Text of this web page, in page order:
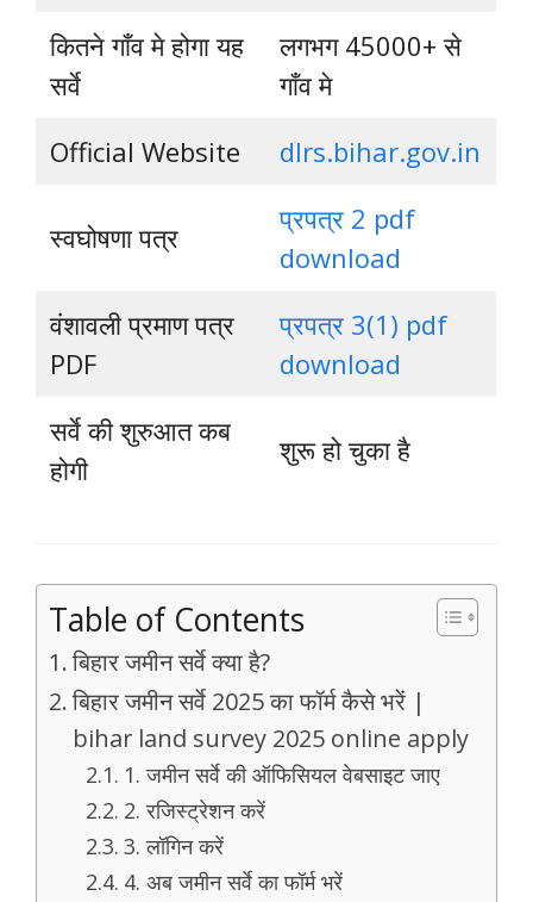
कितने गाँव मे होगा यह
सर्वे
लगभग 45000+ से
गाँव मे
Official Website
dlrs.bihar.gov.in
स्वघोषणा पत्र
प्रपत्र 2 pdf
download
वंशावली प्रमाण पत्र
PDF
प्रपत्र 3(1) pdf
download
सर्वे की शुरुआत कब
होगी
शुरू हो चुका है
Table of Contents
बिहार जमीन सर्वे क्या है?
बिहार जमीन सर्वे 2025 का फॉर्म कैसे भरें |
bihar land survey 2025 online apply
1. जमीन सर्वे की ऑफिसियल वेबसाइट जाए
2. रजिस्ट्रेशन करें
3. लॉगिन करें
4. अब जमीन सर्वे का फॉर्म भरें